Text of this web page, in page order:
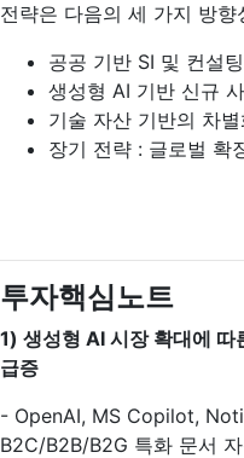
전략은 다음의 세 가지 방
공공 기반 SI 및 컨설
생성형 AI 기반 신규
기술 자산 기반의 차
장기 전략 : 글로벌 확
투자핵심노트
1) 생성형 AI 시장 확대에
급증
- OpenAI, MS Copilot,
B2C/B2B/B2G 특화 문서